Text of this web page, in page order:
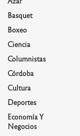
Basquet
Boxeo
Ciencia
Columnistas
Córdoba
Cultura
Deportes
Economía Y
Negocios